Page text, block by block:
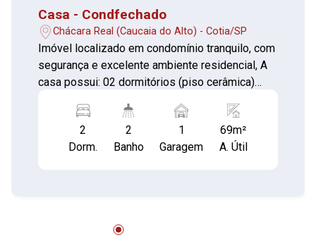
Casa - Condfechado
Chácara Real (Caucaia do Alto) - Cotia/SP
Imóvel localizado em condomínio tranquilo, com
segurança e excelente ambiente residencial, A
casa possui: 02 dormitórios (piso cerâmica)
(piso cerâmica) Banheiro social (piso cerâmica)
Lavabo (piso cerâmica) Área de serviço (piso
cerâmica) 01 vaga de garagem Condomínio
2
Dorm.
2
Banho
1
Garagem
69m²
A. Útil